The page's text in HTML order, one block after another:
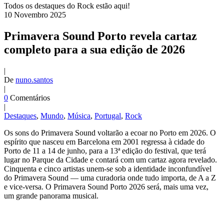
Todos os destaques do Rock estão aqui!
10 Novembro 2025
Primavera Sound Porto revela cartaz
completo para a sua edição de 2026
|
De nuno.santos
|
0 Comentários
|
Destaques, Mundo, Música, Portugal, Rock
Os sons do Primavera Sound voltarão a ecoar no Porto em 2026. O
espírito que nasceu em Barcelona em 2001 regressa à cidade do
Porto de 11 a 14 de junho, para a 13ª edição do festival, que terá
lugar no Parque da Cidade e contará com um cartaz agora revelado.
Cinquenta e cinco artistas unem-se sob a identidade inconfundível
do Primavera Sound — uma curadoria onde tudo importa, de A a Z
e vice-versa. O Primavera Sound Porto 2026 será, mais uma vez,
um grande panorama musical.